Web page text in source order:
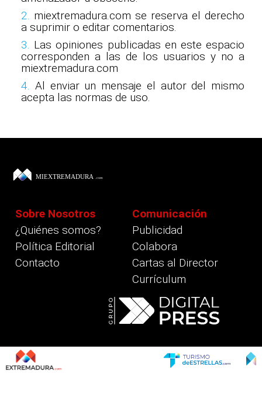
2. miextremadura.com se reserva el derecho
a suprimir o editar comentarios.
3. Las opiniones publicadas en este espacio
corresponden a las de los usuarios y no a
miextremadura.com
4. Al enviar un mensaje el autor del mismo
acepta las normas de uso.
Sobre Nosotros
¿Quiénes somos?
Política Editorial
Contacto
Comunicación
Publicidad
Colabora
Cartas al Director
Currículum